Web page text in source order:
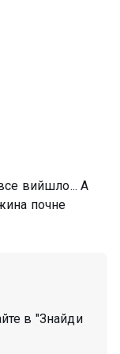
вийшло... А
почне
в "Знайди